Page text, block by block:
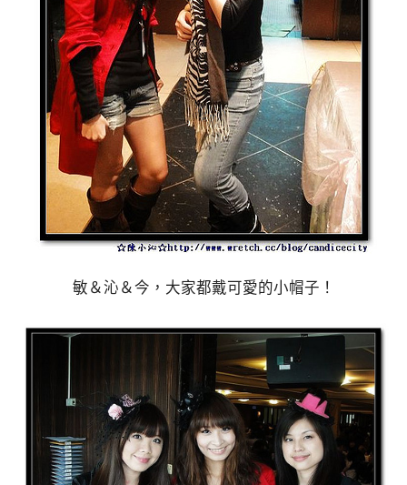
敏＆沁＆今，大家都戴可愛的小帽子！